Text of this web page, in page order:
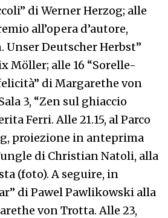
di Werner Herzog; alle
all’opera d’autore,
Unser Deutscher Herbst”
Möller; alle 16 “Sorelle-
di Margarethe von
3, “Zen sul ghiaccio
Ferri. Alle 21.15, al Parco
proiezione in anteprima
di Christian Natoli, alla
(foto). A seguire, in
di Pawel Pawlikowski alla
von Trotta. Alle 23,